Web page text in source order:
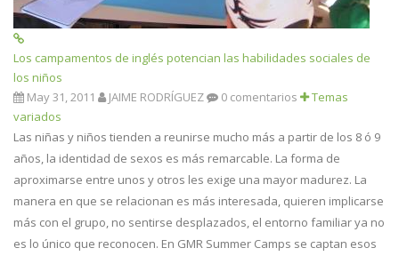
Los campamentos de inglés potencian las habilidades sociales de
los niños
May 31, 2011
JAIME RODRÍGUEZ 0 comentarios
Temas
variados
Las niñas y niños tienden a reunirse mucho más a partir de los 8 ó 9
años, la identidad de sexos es más remarcable. La forma de
aproximarse entre unos y otros les exige una mayor madurez. La
manera en que se relacionan es más interesada, quieren implicarse
más con el grupo, no sentirse desplazados, el entorno familiar ya no
es lo único que reconocen. En GMR Summer Camps se captan esos